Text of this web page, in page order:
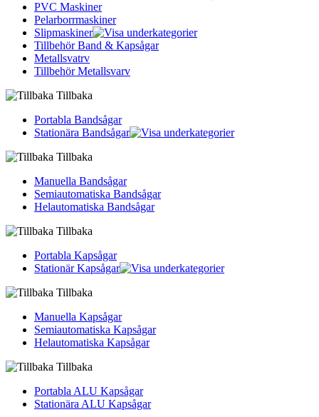
PVC Maskiner
Pelarborrmaskiner
Slipmaskiner
Tillbehör Band & Kapsågar
Metallsvatrv
Tillbehör Metallsvarv
Tillbaka
Portabla Bandsågar
Stationära Bandsågar
Tillbaka
Manuella Bandsågar
Semiautomatiska Bandsågar
Helautomatiska Bandsågar
Tillbaka
Portabla Kapsågar
Stationär Kapsågar
Tillbaka
Manuella Kapsågar
Semiautomatiska Kapsågar
Helautomatiska Kapsågar
Tillbaka
Portabla ALU Kapsågar
Stationära ALU Kapsågar